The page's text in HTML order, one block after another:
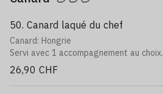
50. Canard laqué du chef
Canard: Hongrie
Servi avec 1 accompagnement au choix.
26,90 CHF